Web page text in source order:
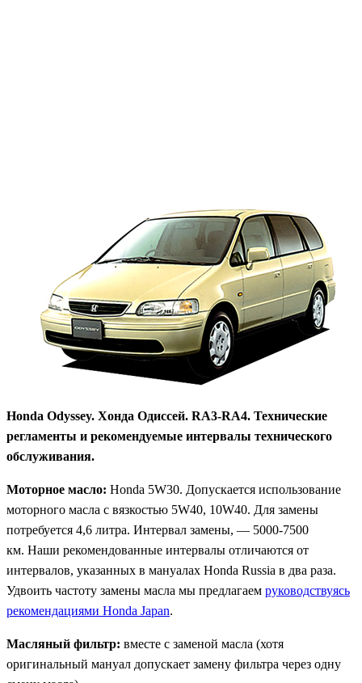
Honda Odyssey. Хонда Одиссей. RA3-RA4. Технические
регламенты и рекомендуемые интервалы технического
обслуживания.
Моторное масло: Honda 5W30. Допускается использование
моторного масла с вязкостью 5W40, 10W40. Для замены
потребуется 4,6 литра. Интервал замены, — 5000-7500
км. Наши рекомендованные интервалы отличаются от
интервалов, указанных в мануалах Honda Russia в два раза.
Удвоить частоту замены масла мы предлагаем руководствуясь
рекомендациями Honda Japan.
Масляный фильтр: вместе с заменой масла (хотя
оригинальный мануал допускает замену фильтра через одну